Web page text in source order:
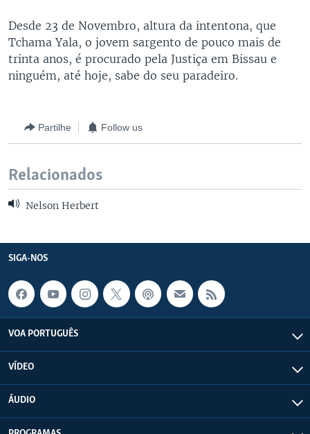
Desde 23 de Novembro, altura da intentona, que
Tchama Yala, o jovem sargento de pouco mais de
trinta anos, é procurado pela Justiça em Bissau e
ninguém, até hoje, sabe do seu paradeiro.
Partilhe Follow us
Relacionados
Nelson Herbert
SIGA-NOS
VOA PORTUGUÊS
VÍDEO
ÁUDIO